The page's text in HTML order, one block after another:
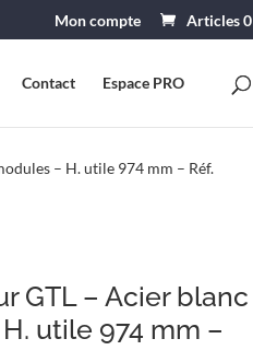
Mon compte Articles 0
Contact Espace PRO
– H. utile 974 mm – Réf.
GTL – Acier blanc
utile 974 mm –